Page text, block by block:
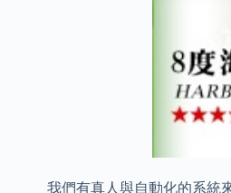
我們有真人與自動化的系統